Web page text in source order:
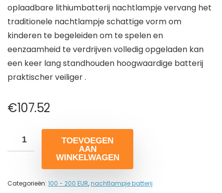
oplaadbare lithiumbatterij nachtlampje vervang het
traditionele nachtlampje schattige vorm om
kinderen te begeleiden om te spelen en
eenzaamheid te verdrijven volledig opgeladen kan
een keer lang standhouden hoogwaardige batterij
praktischer veiliger .
€107.52
TOEVOEGEN
AAN
WINKELWAGEN
Categorieën: 100 - 200 EUR, nachtlampje batterij